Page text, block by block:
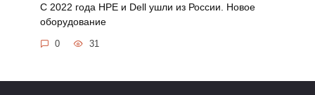
С 2022 года HPE и Dell ушли из России. Новое
оборудование
0 31